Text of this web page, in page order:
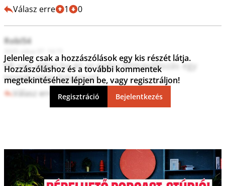
Válasz erre 1 0
Robi54
Mi van akkor,ha ez az egész klímaváltozás egy
természetes folyamat?
Válasz erre 3 1
Jelenleg csak a hozzászólások egy kis részét látja.
Hozzászóláshoz és a további kommentek
megtekintéséhez lépjen be, vagy regisztráljon!
Regisztráció Bejelentkezés